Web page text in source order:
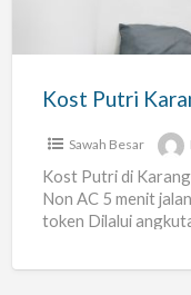
Sawah Besar
Kost Putri di
Non AC 5 menit
token Dilalui